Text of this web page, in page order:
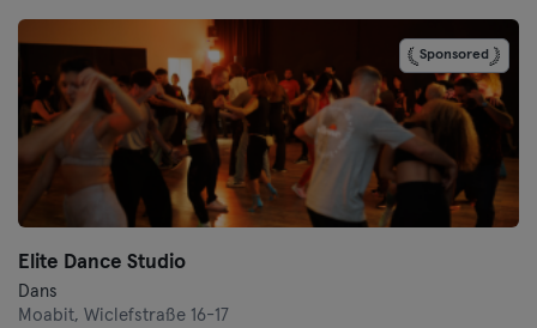
Sponsored
Elite Dance Studio
Dans
Moabit, Wiclefstraße 16-17
Coburg
Cottbus
Darmstadt
Dortmund